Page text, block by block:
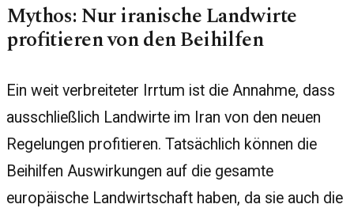
Mythos: Nur iranische Landwirte
profitieren von den Beihilfen
Ein weit verbreiteter Irrtum ist die Annahme, dass
ausschließlich Landwirte im Iran von den neuen
Regelungen profitieren. Tatsächlich können die
Beihilfen Auswirkungen auf die gesamte
europäische Landwirtschaft haben, da sie auch die